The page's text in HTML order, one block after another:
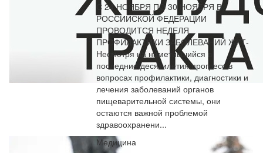
С 24 НОЯБРЯ ПО 30 НОЯБРЯ В
РОССИЙСКОЙ ФЕДЕРАЦИИ
ПРОВОДИТСЯ НЕДЕЛЯ
ПРОФИЛАКТИКИ ЗАБОЛЕВАНИЙ ЖКТ-
Несмотря на наметившийся в
последние десятилетия прогресс в
вопросах профилактики, диагностики и
лечения заболеваний органов
пищеварительной системы, они
остаются важной проблемой
здравоохранени...
Медицина